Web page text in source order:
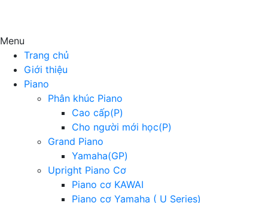
Menu
Trang chủ
Giới thiệu
Piano
Phân khúc Piano
Cao cấp(P)
Cho người mới học(P)
Grand Piano
Yamaha(GP)
Upright Piano Cơ
Piano cơ KAWAI
Piano cơ Yamaha ( U Series)